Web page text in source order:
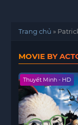
Trang chủ »
MOVIE BY
Thuyết Minh - HD